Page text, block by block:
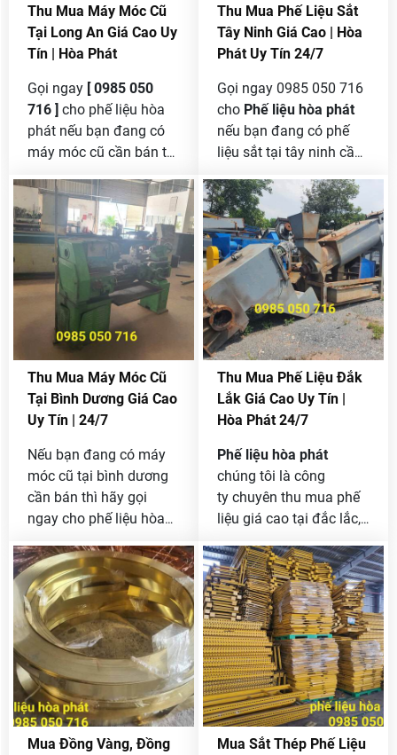
Thu Mua Máy Móc Cũ
Tại Long An Giá Cao Uy
Tín | Hòa Phát
Gọi ngay [ 0985 050
716 ] cho phế liệu hòa
phát nếu bạn đang có
máy móc cũ cần bán tại
được đơn vị nào có uy
tín để thanh lý được giá
cao.
Thu Mua Phế Liệu Sắt
Tây Ninh Giá Cao | Hòa
Phát Uy Tín 24/7
Gọi ngay 0985 050 716
cho Phế liệu hòa phát
nếu bạn đang có phế
liệu sắt tại tây ninh cần
ty tại đây mua sắt phế
liệu nên bạn yên tâm khi
gọi đến cho chúng tôi,
mua với khới lượng lớn
không giới hạn giá thu
mua cao cạnh tranh
theo thị trường.
Thu Mua Máy Móc Cũ
Tại Bình Dương Giá Cao
Uy Tín | 24/7
Nếu bạn đang có máy
móc cũ tại bình dương
cần bán thì hãy gọi
ngay cho phế liệu hòa
Hotline[ 0985 050 716 ]
để được thanh lý máy
móc cũ với giá tốt nhất
cạnh tranh theo thị
trường.
Thu Mua Phế Liệu Đắk
Lắk Giá Cao Uy Tín |
Hòa Phát 24/7
Phế liệu hòa phát
chúng tôi là công
ty chuyên thu mua phế
liệu giá cao tại đắc lắc,
doanh nghiệp đang có
phế liệu cần bán hãy
liên hệ ngay với chúng
tôi qua Hotline0985
050 716để báo giá
tốt cạnh tranh theo thị
trường.
Mua Đồng Vàng, Đồng
Mua Sắt Thép Phế Liệu